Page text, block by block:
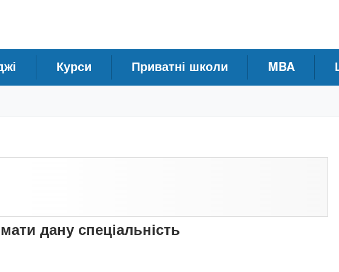
Курси Приватні школи MBA
дану спеціальність